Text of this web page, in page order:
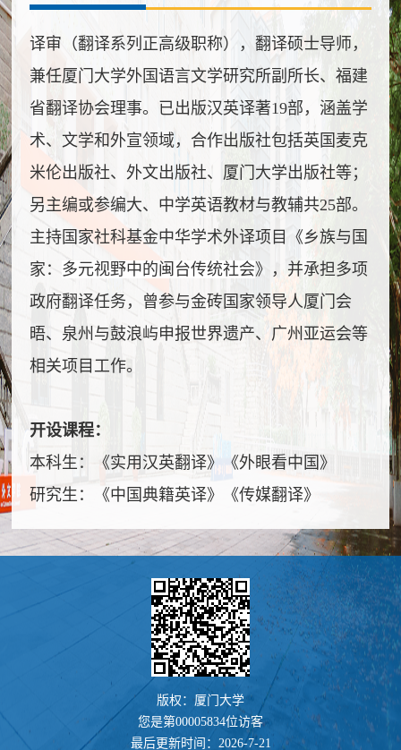
译审（翻译系列正高级职称），翻译硕士导师，
兼任厦门大学外国语言文学研究所副所长、福建
省翻译协会理事。已出版汉英译著19部，涵盖学
术、文学和外宣领域，合作出版社包括英国麦克
米伦出版社、外文出版社、厦门大学出版社等；
另主编或参编大、中学英语教材与教辅共25部。
主持国家社科基金中华学术外译项目《乡族与国
家： 多元视野中的闽台传统社会》，并承担多项
政府翻译任务，曾参与金砖国家领导人厦门会
晤、泉州与鼓浪屿申报世界遗产、广州亚运会等
相关项目工作。
开设课程：
本科生：《实用汉英翻译》《外眼看中国》
研究生：《中国典籍英译》《传媒翻译》
版权：厦门大学
您是第00005834位访客
最后更新时间： 2026-7-21